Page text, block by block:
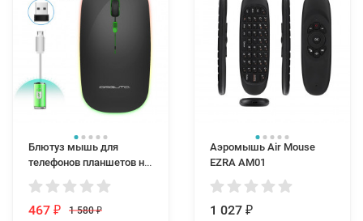
Блютуз мышь для
телефонов планшетов на
андроид мышка
bluetooth android черная
467 ₽ 1 580₽
Аэромышь Air Mouse
EZRA AM01
1 027 ₽